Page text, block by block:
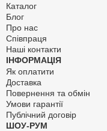
Каталог
Блог
Про нас
Співпраця
Наші контакти
ІНФОРМАЦІЯ
Як оплатити
Доставка
Повернення та обмін
Умови гарантії
Публічний договір
ШОУ-РУМ